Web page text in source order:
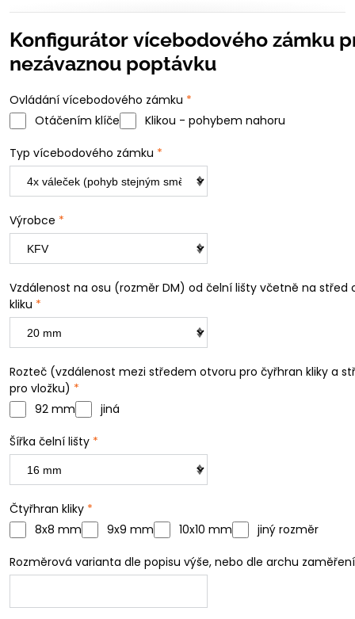
Konfigurátor vícebodového zámku
nezávaznou poptávku
Ovládání vícebodového zámku *
Otáčením klíče
Klikou - pohybem nahoru
Typ vícebodového zámku *
Výrobce *
Vzdálenost na osu (rozměr DM) od čelní lišty včetně na střed
kliku *
Rozteč (vzdálenost mezi středem otvoru pro čyřhran kliky a
pro vložku) *
92 mm
jiná
Šířka čelní lišty *
Čtyřhran kliky *
8x8 mm
9x9 mm 10x10 mm jiný rozměr
Rozměrová varianta dle popisu výše, nebo dle archu zaměření